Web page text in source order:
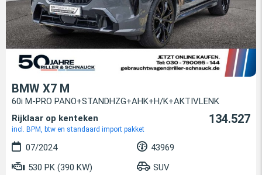
BMW X7 M
60i M-PRO PANO+STANDHZG+AHK+H/K+AKTIVLENK
Rijklaar op kenteken
incl. BPM, btw en standaard import pakket
134.527
07/2024
43969
530 PK (390 KW)
SUV